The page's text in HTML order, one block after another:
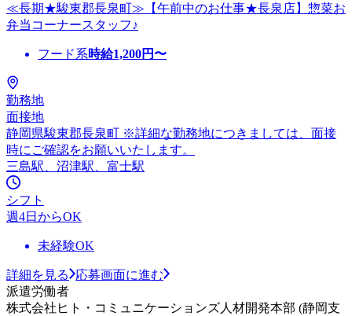
≪長期★駿東郡長泉町≫【午前中のお仕事★長泉店】惣菜お
弁当コーナースタッフ♪
フード系時給1,200円〜
勤務地
面接地
静岡県駿東郡長泉町 ※詳細な勤務地につきましては、面接
時にご確認をお願いいたします。
三島駅、沼津駅、富士駅
シフト
週4日からOK
未経験OK
詳細を見る
応募画面に進む
派遣労働者
株式会社ヒト・コミュニケーションズ人材開発本部 (静岡支